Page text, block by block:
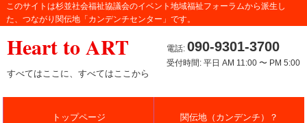
このサイトは杉並社会福祉協議会のイベント地域福祉フォーラムから派生し
た、つながり関伝地「カンデンチセンター」です。
Heart to ART
すべてはここに、すべてはここから
電話: 090-9301-3700
受付時間: 平日 AM 11:00 〜 PM 5:00
トップページ
関伝地（カンデンチ）？